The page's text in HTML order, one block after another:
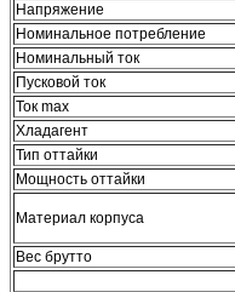
Напряжение
Номинальное потребление
Номинальный ток
Пусковой ток
Ток max
Хладагент
Тип оттайки
Мощность оттайки
Материал корпуса
Вес брутто